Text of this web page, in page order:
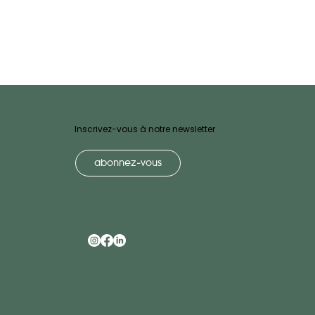
Inscrivez-vous à notre newsletter
abonnez-vous